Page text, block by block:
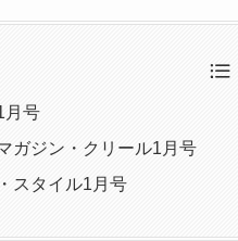
月号
ガジン・クリール1月号
スタイル1月号